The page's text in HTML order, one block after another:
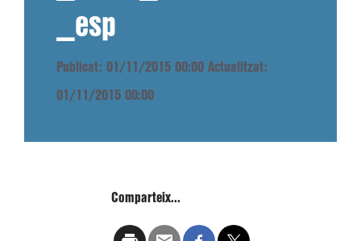
_esp
Publicat: 01/11/2015 00:00 Actualitzat:
01/11/2015 00:00
Comparteix...